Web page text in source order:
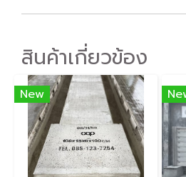
สินค้าเกี่ยวข้อง
New